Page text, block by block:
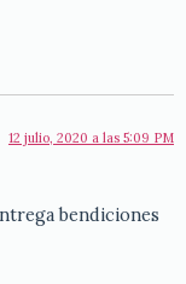
12 julio, 2020 a las 5:09 PM
bendiciones